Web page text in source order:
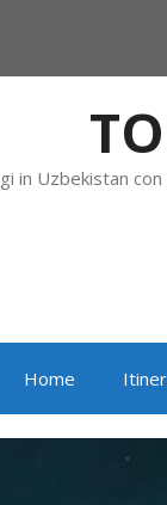
in Uzbekistan
Home